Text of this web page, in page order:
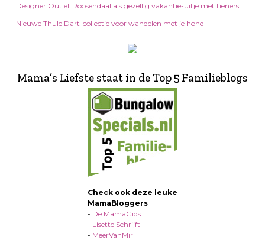
Designer Outlet Roosendaal als gezellig vakantie-uitje met tieners
Nieuwe Thule Dart-collectie voor wandelen met je hond
Mama’s Liefste staat in de Top 5 Familieblogs
Check ook deze leuke
MamaBloggers
- De MamaGids
- Lisette Schrijft
- MeerVanMir